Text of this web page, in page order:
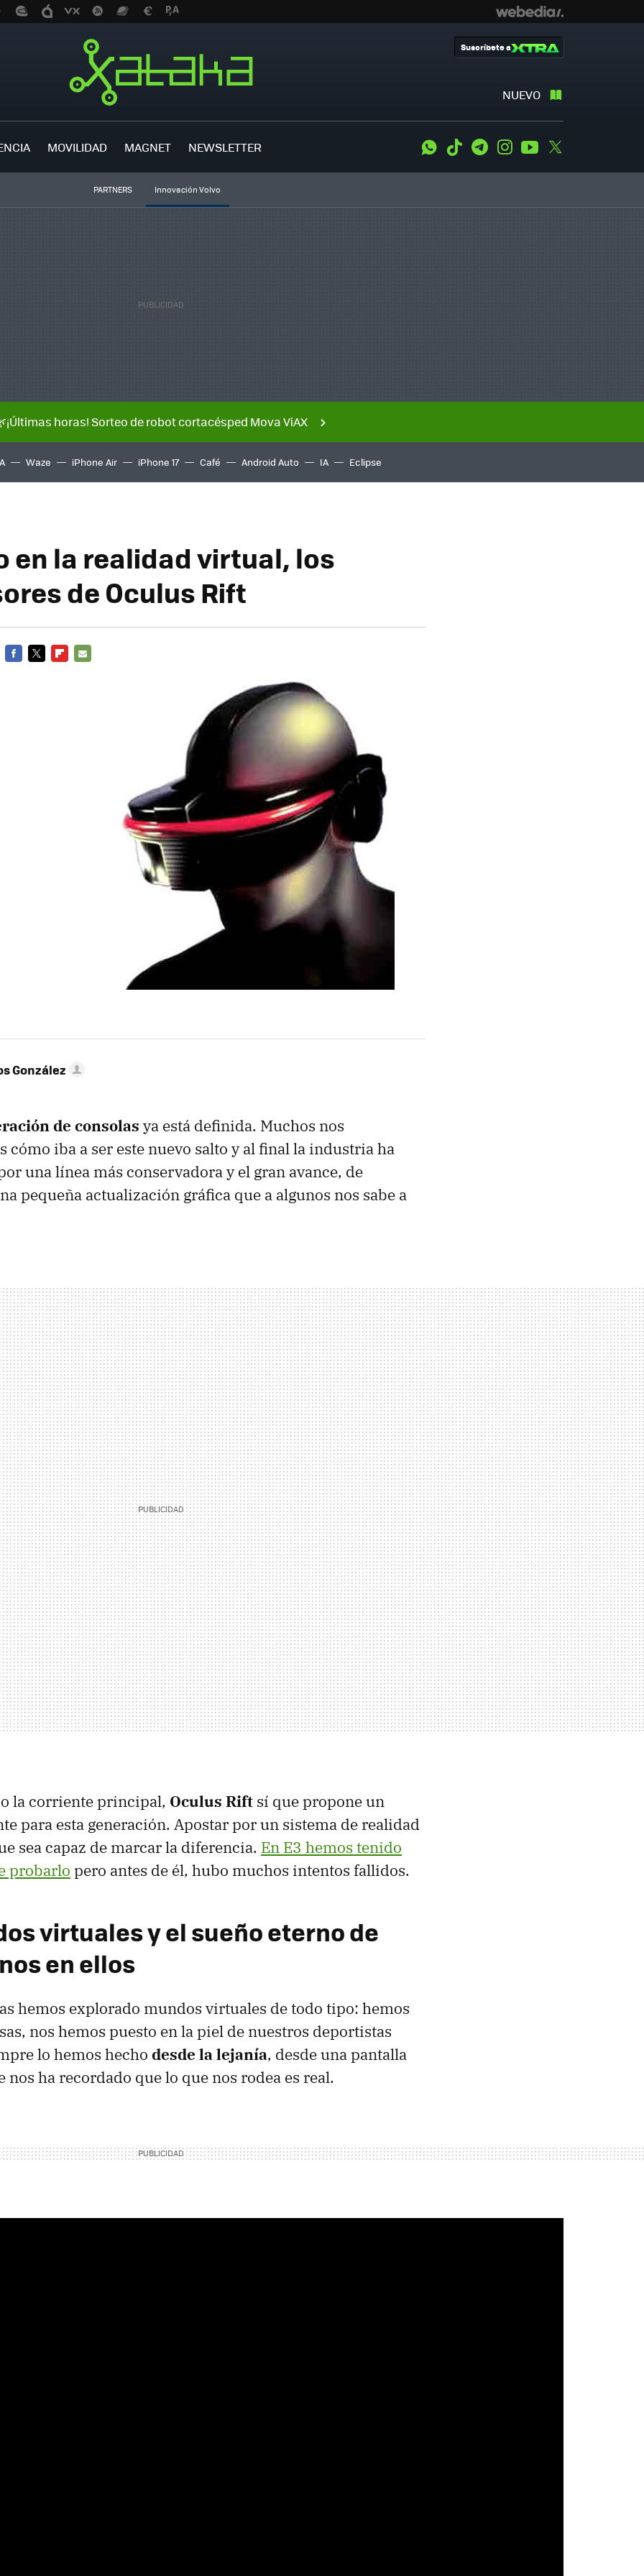
NUEVO
Suscríbete a
MOVILIDAD MAGNET NEWSLETTER WhatsApp
Tiktok TelegramInstagramYoutube
PARTNERS Innovación Volvo
horas! Sorteo de robot cortacésped Mova ViAX
Waze iPhone Air iPhone 17 Café Android Auto IA Eclipse
en la realidad virtual, los
de Oculus Rift
González
de consolas ya está definida. Muchos nos
cómo iba a ser este nuevo salto y al final la industria ha
una línea más conservadora y el gran avance, de
pequeña actualización gráfica que a algunos nos sabe a
la corriente principal, Oculus Rift sí que propone un
para esta generación. Apostar por un sistema de realidad
sea capaz de marcar la diferencia. En E3 hemos tenido
probarlo pero antes de él, hubo muchos intentos fallidos.
virtuales y el sueño eterno de
en ellos
hemos explorado mundos virtuales de todo tipo: hemos
nos hemos puesto en la piel de nuestros deportistas
lo hemos hecho desde la lejanía, desde una pantalla
nos ha recordado que lo que nos rodea es real.